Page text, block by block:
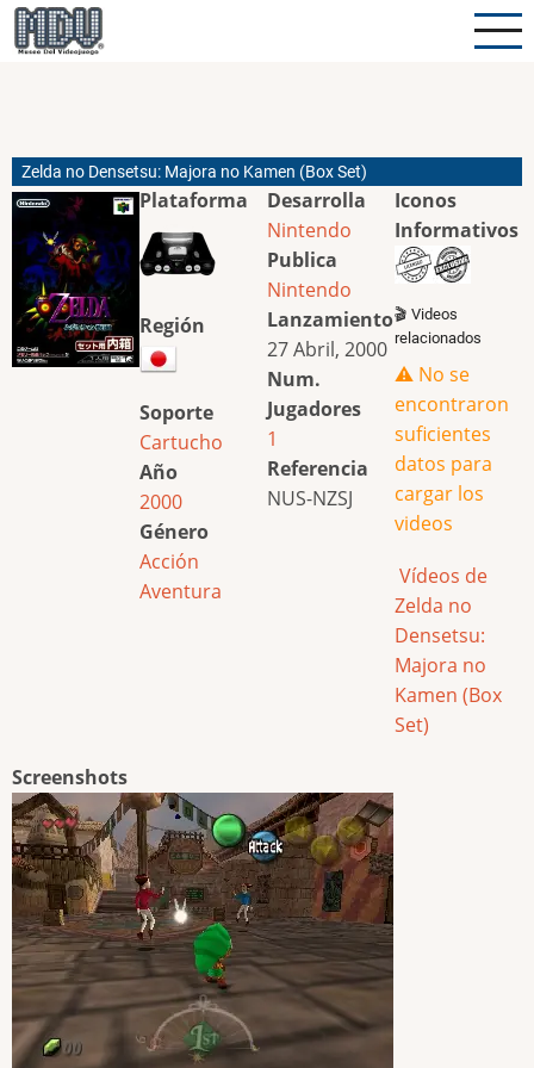
Pasar
al
Zelda no Densetsu: Majora no Kamen (Box Set)
Plataforma
Región
Soporte
Cartucho
Año
2000
Género
Acción
Aventura
Desarrolla
Nintendo
Publica
Nintendo
Lanzamiento
27 Abril, 2000
Num.
Jugadores
1
Referencia
NUS-NZSJ
Iconos
Informativos
🎬 Videos
relacionados
⚠️ No se
encontraron
suficientes
datos para
cargar los
videos
Vídeos de
Zelda no
Densetsu:
Majora no
Kamen (Box
Set)
Screenshots